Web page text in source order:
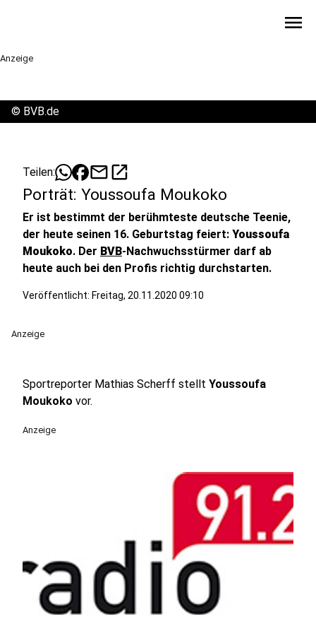
menu
Anzeige
© BVB.de
Teilen: mailopen_in_new
Porträt: Youssoufa Moukoko
Er ist bestimmt der berühmteste deutsche Teenie,
der heute seinen 16. Geburtstag feiert: Youssoufa
Moukoko. Der BVB-Nachwuchsstürmer darf ab
heute auch bei den Profis richtig durchstarten.
Veröffentlicht: Freitag, 20.11.2020 09:10
Anzeige
Sportreporter Mathias Scherff stellt Youssoufa
Moukoko vor.
Anzeige